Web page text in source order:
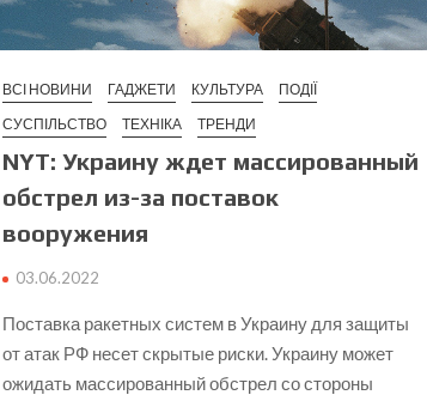
ВСІ НОВИНИ ГАДЖЕТИ КУЛЬТУРА
ПОДІЇ
СУСПІЛЬСТВО
ТЕХНІКА ТРЕНДИ
NYT: Украину ждет массированный
обстрел из-за поставок
вооружения
03.06.2022
Поставка ракетных систем в Украину для защиты
от атак РФ несет скрытые риски. Украину может
ожидать массированный обстрел со стороны